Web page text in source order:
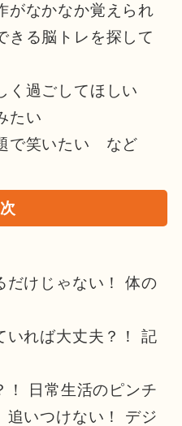
がなかなか覚えられ
きる脳トレを探して
く過ごしてほしい
たい
で笑いたい など
だけじゃない！ 体の
いれば大丈夫？！ 記
！ 日常生活のピンチ
追いつけない！ デジ